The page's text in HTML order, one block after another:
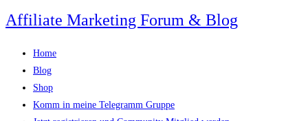
Zum
Inhalt
springen
Affiliate Marketing Forum & Blog
Home
Blog
Shop
Komm in meine Telegramm Gruppe